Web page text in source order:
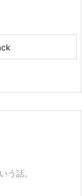
う話。